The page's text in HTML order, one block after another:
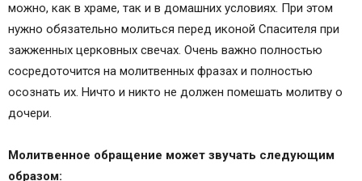
можно, как в храме, так и в домашних условиях. При этом
нужно обязательно молиться перед иконой Спасителя при
зажженных церковных свечах. Очень важно полностью
сосредоточится на молитвенных фразах и полностью
осознать их. Ничто и никто не должен помешать молитву о
дочери.
Молитвенное обращение может звучать следующим
образом: